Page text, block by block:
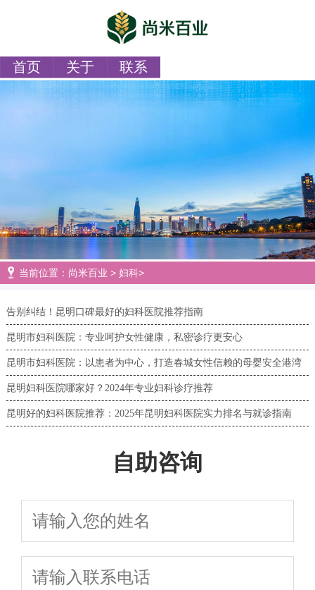
首页 关于 联系
当前位置： 尚米百业 > 妇科>
告别纠结！昆明口碑最好的妇科医院推荐指南
昆明市妇科医院：专业呵护女性健康，私密诊疗更安心
昆明市妇科医院：以患者为中心，打造春城女性信赖的母婴安全港湾
昆明妇科医院哪家好？2024年专业妇科诊疗推荐
昆明好的妇科医院推荐：2025年昆明妇科医院实力排名与就诊指南
自助咨询